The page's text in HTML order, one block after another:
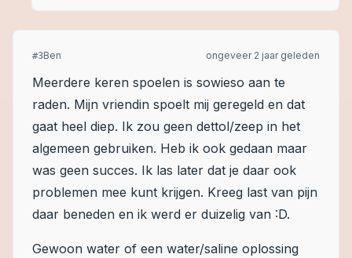
#3Ben ongeveer 2 jaar geleden
Meerdere keren spoelen is sowieso aan te
raden. Mijn vriendin spoelt mij geregeld en dat
gaat heel diep. Ik zou geen dettol/zeep in het
algemeen gebruiken. Heb ik ook gedaan maar
was geen succes. Ik las later dat je daar ook
problemen mee kunt krijgen. Kreeg last van pijn
daar beneden en ik werd er duizelig van :D.
Gewoon water of een water/saline oplossing